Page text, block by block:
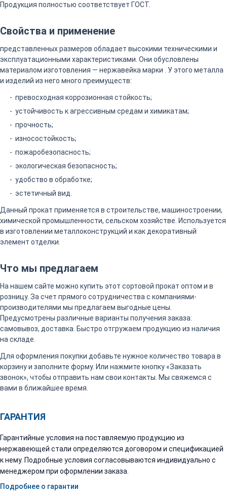
Продукция полностью соответствует ГОСТ.
Свойства и применение
представленных размеров обладает высокими техническими и
эксплуатационными характеристиками. Они обусловлены
материалом изготовления — нержавейка марки . У этого металла
и изделий из него много преимуществ:
превосходная коррозионная стойкость;
устойчивость к агрессивным средам и химикатам;
прочность;
износостойкость;
пожаробезопасность;
экологическая безопасность;
удобство в обработке;
эстетичный вид.
Данный прокат применяется в строительстве, машиностроении,
химической промышленности, сельском хозяйстве. Используется
в изготовлении металлоконструкций и как декоративный
элемент отделки.
Что мы предлагаем
На нашем сайте можно купить этот сортовой прокат оптом и в
розницу. За счет прямого сотрудничества с компаниями-
производителями мы предлагаем выгодные цены.
Предусмотрены различные варианты получения заказа:
самовывоз, доставка. Быстро отгружаем продукцию из наличия
на складе.
Для оформления покупки добавьте нужное количество товара в
корзину и заполните форму. Или нажмите кнопку «Заказать
звонок», чтобы отправить нам свои контакты. Мы свяжемся с
вами в ближайшее время.
ГАРАНТИЯ
Гарантийные условия на поставляемую продукцию из
нержавеющей стали определяются договором и спецификацией
к нему. Подробные условия согласовываются индивидуально с
менеджером при оформлении заказа.
Подробнее о гарантии